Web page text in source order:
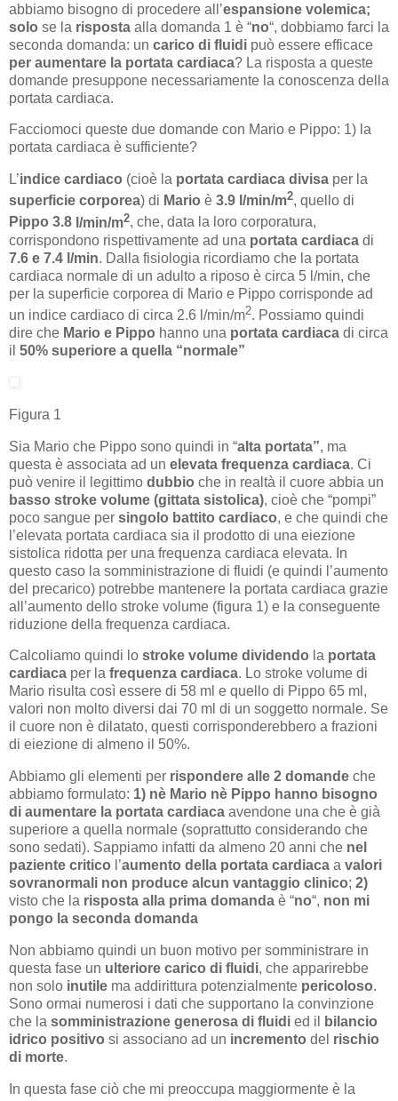
abbiamo bisogno di procedere all’espansione volemica;
solo se la risposta alla domanda 1 è “no“, dobbiamo farci la
seconda domanda: un carico di fluidi può essere efficace
per aumentare la portata cardiaca? La risposta a queste
domande presuppone necessariamente la conoscenza della
portata cardiaca.
Facciomoci queste due domande con Mario e Pippo: 1) la
portata cardiaca è sufficiente?
L’indice cardiaco (cioè la portata cardiaca divisa per la
superficie corporea) di Mario è 3.9 l/min/m2, quello di
Pippo 3.8 l/min/m2, che, data la loro corporatura,
corrispondono rispettivamente ad una portata cardiaca di
7.6 e 7.4 l/min. Dalla fisiologia ricordiamo che la portata
cardiaca normale di un adulto a riposo è circa 5 l/min, che
per la superficie corporea di Mario e Pippo corrisponde ad
un indice cardiaco di circa 2.6 l/min/m2. Possiamo quindi
dire che Mario e Pippo hanno una portata cardiaca di circa
il 50% superiore a quella “normale”
Figura 1
Sia Mario che Pippo sono quindi in “alta portata”, ma
questa è associata ad un elevata frequenza cardiaca. Ci
può venire il legittimo dubbio che in realtà il cuore abbia un
basso stroke volume (gittata sistolica), cioè che “pompi”
poco sangue per singolo battito cardiaco, e che quindi che
l’elevata portata cardiaca sia il prodotto di una eiezione
sistolica ridotta per una frequenza cardiaca elevata. In
questo caso la somministrazione di fluidi (e quindi l’aumento
del precarico) potrebbe mantenere la portata cardiaca grazie
all’aumento dello stroke volume (figura 1) e la conseguente
riduzione della frequenza cardiaca.
Calcoliamo quindi lo stroke volume dividendo la portata
cardiaca per la frequenza cardiaca. Lo stroke volume di
Mario risulta così essere di 58 ml e quello di Pippo 65 ml,
valori non molto diversi dai 70 ml di un soggetto normale. Se
il cuore non è dilatato, questi corrisponderebbero a frazioni
di eiezione di almeno il 50%.
Abbiamo gli elementi per rispondere alle 2 domande che
abbiamo formulato: 1) nè Mario nè Pippo hanno bisogno
di aumentare la portata cardiaca avendone una che è già
superiore a quella normale (soprattutto considerando che
sono sedati). Sappiamo infatti da almeno 20 anni che nel
paziente critico l’aumento della portata cardiaca a valori
sovranormali non produce alcun vantaggio clinico; 2)
visto che la risposta alla prima domanda è “no“, non mi
pongo la seconda domanda
Non abbiamo quindi un buon motivo per somministrare in
questa fase un ulteriore carico di fluidi, che apparirebbe
non solo inutile ma addirittura potenzialmente pericoloso.
Sono ormai numerosi i dati che supportano la convinzione
che la somministrazione generosa di fluidi ed il
bilancio
idrico positivo si associano ad un incremento del rischio
di morte.
In questa fase ciò che mi preoccupa maggiormente è la